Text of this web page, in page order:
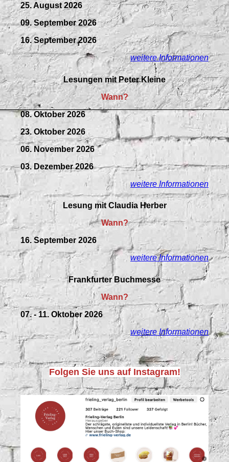
25. August 2026
09.September2026
16. September 2026
weitere Informationen
Lesungen mit Peter Kleine
Wann?
08. Oktober 2026
23. Oktober 2026
06. November 2026
03. Dezember 2026
weitere Informationen
Lesung mit Claudia Herber
Wann?
16. September 2026
weitere Informationen
Frankfurter Buchmesse
Wann?
07. - 11. Oktober 2026
weitere Informationen
Folgen Sie uns auf Instagram!